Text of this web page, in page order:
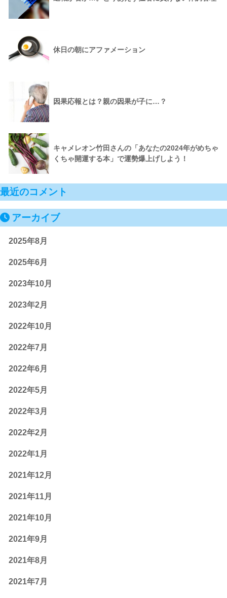
休日の朝にアファメーション
因果応報とは？親の因果が子に…？
キャメレオン竹田さんの「あなたの2024年がめちゃ
くちゃ開運する本」で運勢爆上げしよう！
最近のコメント
アーカイブ
2025年8月
2025年6月
2023年10月
2023年2月
2022年10月
2022年7月
2022年6月
2022年5月
2022年3月
2022年2月
2022年1月
2021年12月
2021年11月
2021年10月
2021年9月
2021年8月
2021年7月